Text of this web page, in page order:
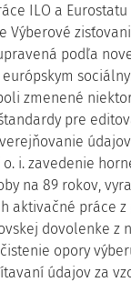
ILO a Eurostatu
Výberové
podľa
zmenené
pre
i. zavedenie
na 89 rokov,
aktivačné práce
dovolenke z
opory
údajov za